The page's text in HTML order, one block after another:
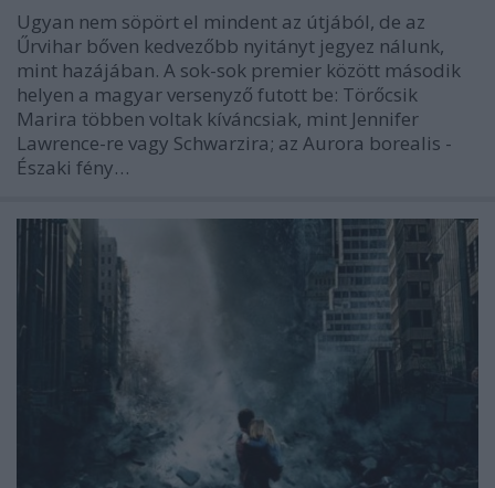
Ugyan nem söpört el mindent az útjából, de az
Űrvihar bőven kedvezőbb nyitányt jegyez nálunk,
mint hazájában. A sok-sok premier között második
helyen a magyar versenyző futott be: Törőcsik
Marira többen voltak kíváncsiak, mint Jennifer
Lawrence-re vagy Schwarzira; az Aurora borealis -
Északi fény…